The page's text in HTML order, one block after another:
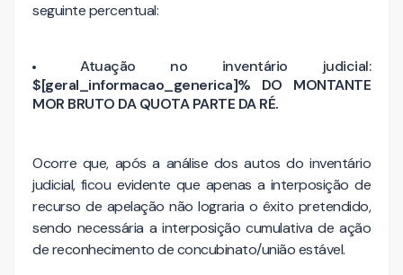
seguinte percentual:
Atuação no inventário judicial:
$[geral_informacao_generica]% DO MONTANTE
MOR BRUTO DA QUOTA PARTE DA RÉ.
Ocorre que, após a análise dos autos do inventário
judicial, ficou evidente que apenas a interposição de
recurso de apelação não lograria o êxito pretendido,
sendo necessária a interposição cumulativa de ação
de reconhecimento de concubinato/união estável.